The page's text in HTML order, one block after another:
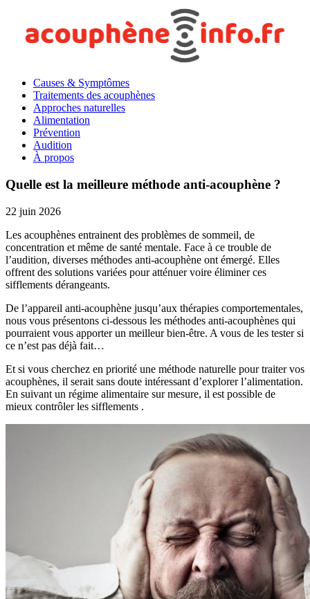
Causes & Symptômes
Traitements des acouphènes
Approches naturelles
Alimentation
Prévention
Audition
À propos
Quelle est la meilleure méthode anti-acouphène ?
22 juin 2026
Les acouphènes entrainent des problèmes de sommeil, de
concentration et même de santé mentale. Face à ce trouble de
l’audition, diverses méthodes anti-acouphène ont émergé. Elles
offrent des solutions variées pour atténuer voire éliminer ces
sifflements dérangeants.
De l’appareil anti-acouphène jusqu’aux thérapies comportementales,
nous vous présentons ci-dessous les méthodes anti-acouphènes qui
pourraient vous apporter un meilleur bien-être. A vous de les tester si
ce n’est pas déjà fait…
Et si vous cherchez en priorité une méthode naturelle pour traiter vos
acouphènes, il serait sans doute intéressant d’explorer l’alimentation.
En suivant un régime alimentaire sur mesure, il est possible de
mieux contrôler les sifflements .